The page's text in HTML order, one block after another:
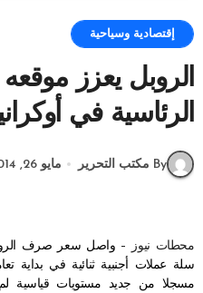
إقتصادية وسياحية
الروبل يعزز موقعه
الرئاسية في
By مكتب التحرير مايو 26, 2014
محطات نيوز – واصل سعر صرف
مسجلا من جديد مستويات قياسية لم